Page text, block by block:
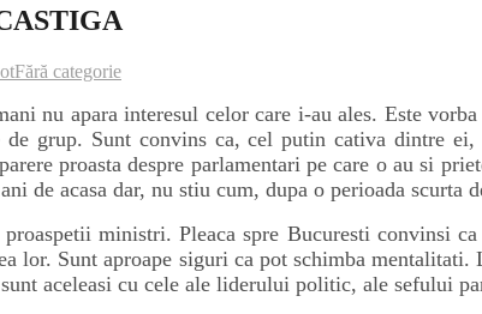
Fără categorie
nu apara interesul celor care i-au ales. Este
grup. Sunt convins ca, cel putin cativa dintre
proasta despre parlamentari pe care o au si
de acasa dar, nu stiu cum, dupa o perioada scurta
ministri. Pleaca spre Bucuresti convinsi
lor. Sunt aproape siguri ca pot schimba
aceleasi cu cele ale liderului politic, ale sefului